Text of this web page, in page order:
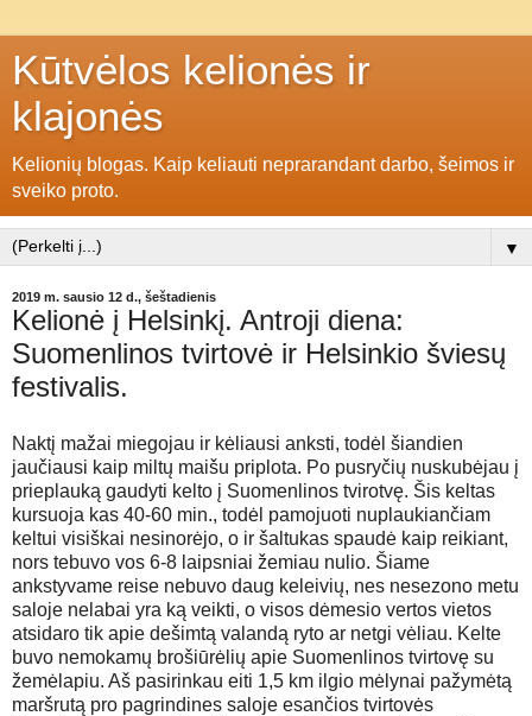
Kūtvėlos kelionės ir
klajonės
Kelionių blogas. Kaip keliauti neprarandant darbo, šeimos ir
sveiko proto.
▼
2019 m. sausio 12 d., šeštadienis
Kelionė į Helsinkį. Antroji diena:
Suomenlinos tvirtovė ir Helsinkio šviesų
festivalis.
Naktį mažai miegojau ir kėliausi anksti, todėl šiandien
jaučiausi kaip miltų maišu priplota. Po pusryčių nuskubėjau į
prieplauką gaudyti kelto į Suomenlinos tvirotvę. Šis keltas
kursuoja kas 40-60 min., todėl pamojuoti nuplaukiančiam
keltui visiškai nesinorėjo, o ir šaltukas spaudė kaip reikiant,
nors tebuvo vos 6-8 laipsniai žemiau nulio. Šiame
ankstyvame reise nebuvo daug keleivių, nes nesezono metu
saloje nelabai yra ką veikti, o visos dėmesio vertos vietos
atsidaro tik apie dešimtą valandą ryto ar netgi vėliau. Kelte
buvo nemokamų brošiūrėlių apie Suomenlinos tvirtovę su
žemėlapiu. Aš pasirinkau eiti 1,5 km ilgio mėlynai pažymėtą
maršrutą pro pagrindines saloje esančios tvirtovės